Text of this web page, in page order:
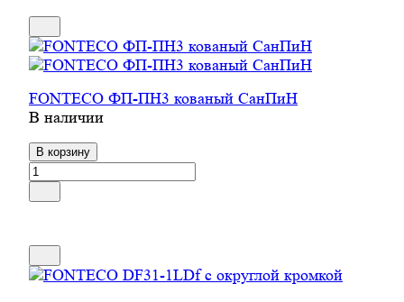
FONTECO ФП-ПН3 кованый СанПиН
В наличии
В корзину